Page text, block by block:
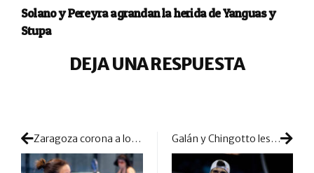
Solano y Pereyra agrandan la herida de Yanguas y
Stupa
DEJA UNA RESPUESTA
Zaragoza corona a los nuevos reyes del pádel senior a nivel nacional Galán y Chingotto les pasan los problemas a los ‘Golden Boys’ y a Lebrón y Augsburger